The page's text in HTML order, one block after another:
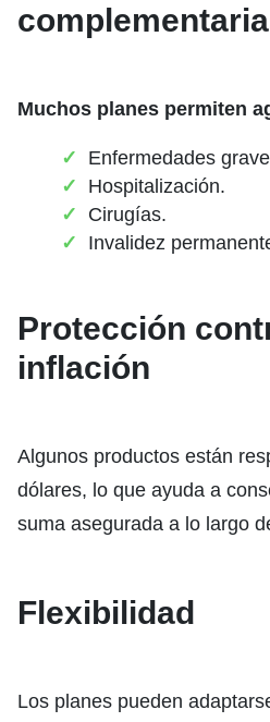
Muchos planes permiten
Enfermedades
Hospitalización.
Cirugías.
Invalidez
Protección
inflación
Algunos productos están
dólares, lo que ayuda a
suma asegurada a lo largo
Flexibilidad
Los planes pueden